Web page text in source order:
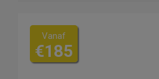
Vanaf
€185